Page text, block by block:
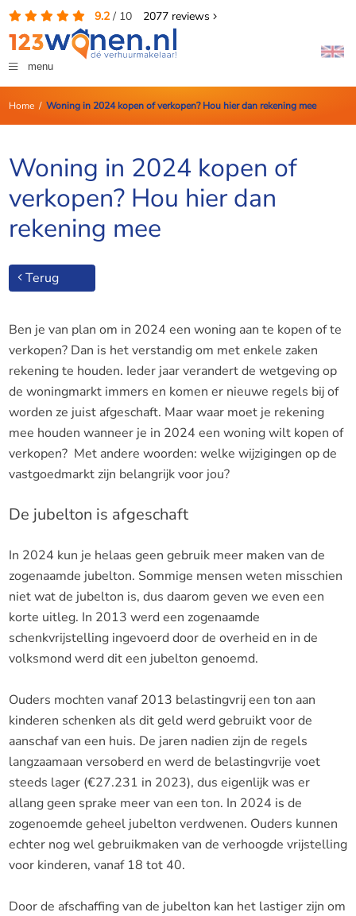
9.2/ 10 2077reviews
menu
Home/ Woning in 2024 kopen of verkopen? Hou hier dan rekening mee
Woning in 2024 kopen of
verkopen? Hou hier dan
rekening mee
Terug
Ben je van plan om in 2024 een woning aan te kopen of te
verkopen? Dan is het verstandig om met enkele zaken
rekening te houden. Ieder jaar verandert de wetgeving op
de woningmarkt immers en komen er nieuwe regels bij of
worden ze juist afgeschaft. Maar waar moet je rekening
mee houden wanneer je in 2024 een woning wilt kopen of
verkopen? Met andere woorden: welke wijzigingen op de
vastgoedmarkt zijn belangrijk voor jou?
De jubelton is afgeschaft
In 2024 kun je helaas geen gebruik meer maken van de
zogenaamde jubelton. Sommige mensen weten misschien
niet wat de jubelton is, dus daarom geven we even een
korte uitleg. In 2013 werd een zogenaamde
schenkvrijstelling ingevoerd door de overheid en in de
volksmond werd dit een jubelton genoemd.
Ouders mochten vanaf 2013 belastingvrij een ton aan
kinderen schenken als dit geld werd gebruikt voor de
aanschaf van een huis. De jaren nadien zijn de regels
langzaamaan versoberd en werd de belastingvrije voet
steeds lager (€27.231 in 2023), dus eigenlijk was er
allang geen sprake meer van een ton. In 2024 is de
zogenoemde geheel jubelton verdwenen. Ouders kunnen
echter nog wel gebruikmaken van de verhoogde vrijstelling
voor kinderen, vanaf 18 tot 40.
Door de afschaffing van de jubelton kan het lastiger zijn om